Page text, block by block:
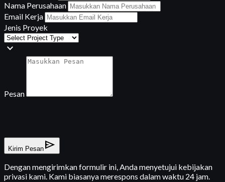
Nama Perusahaan
Email Kerja
Jenis Proyek
expand_more
Pesan
Kirim Pesan send
Dengan mengirimkan formulir ini, Anda menyetujui kebijakan
privasi kami. Kami biasanya merespons dalam waktu 24 jam.